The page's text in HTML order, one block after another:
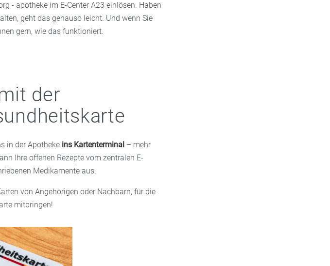
- apotheke im E-Center A23 einlösen. Haben
geht das genauso leicht. Und wenn Sie
gern, wie das funktioniert.
der
in der Apotheke ins Kartenterminal – mehr
Ihre offenen Rezepte vom zentralen E-
Medikamente aus.
von Angehörigen oder Nachbarn, für die
mitbringen!